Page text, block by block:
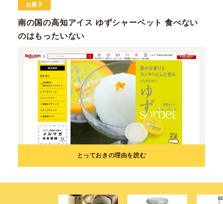
お菓子
南の国の高知アイス ゆずシャーベット 食べない
のはもったいない
とっておきの理由を読む